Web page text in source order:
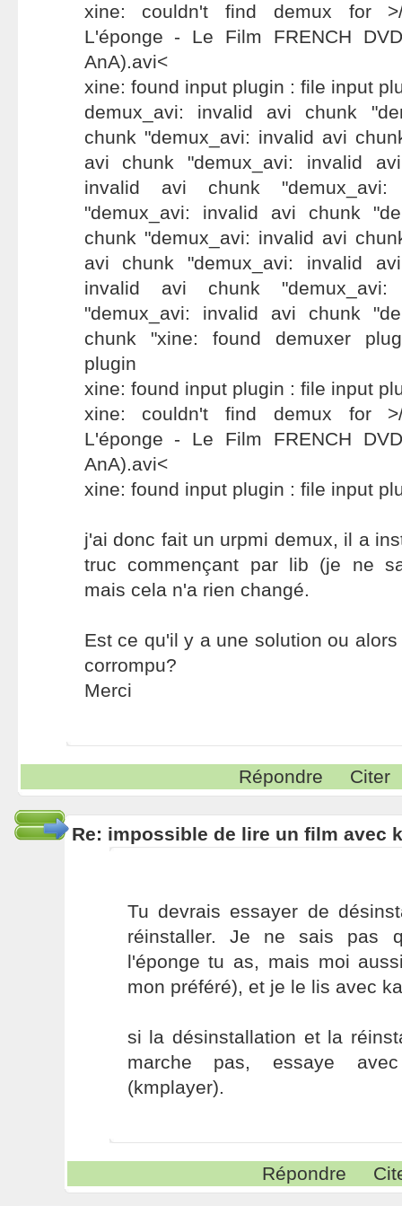
xine: couldn't find demux for >/
L'éponge - Le Film FRENCH
AnA).avi<
xine: found input plugin : file input
demux_avi: invalid avi chunk
chunk "demux_avi: invalid avi
avi chunk "demux_avi: invalid
invalid avi chunk
"demux_avi: invalid avi chunk
chunk "demux_avi: invalid avi
avi chunk "demux_avi: invalid
invalid avi chunk
"demux_avi: invalid avi chunk
chunk "xine: found demuxer
plugin
xine: found input plugin : file input
xine: couldn't find demux for >/
L'éponge - Le Film FRENCH
AnA).avi<
xine: found input plugin : file input
j'ai donc fait un urpmi demux, il a
truc commençant par lib (je ne
mais cela n'a rien changé.
Est ce qu'il y a une solution ou
corrompu?
Merci
Répondre Citer
Re: impossible de lire un film avec
Tu devrais essayer de
réinstaller. Je ne sais pas
l'éponge tu as, mais moi
mon préféré), et je le lis avec
si la désinstallation et la
marche pas, essaye
(kmplayer).
Répondre